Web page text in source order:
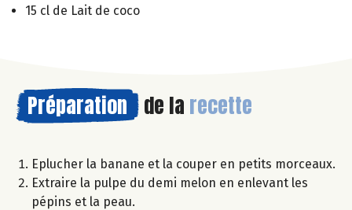
15 cl de Lait de coco
Préparation de la recette
Eplucher la banane et la couper en petits morceaux.
Extraire la pulpe du demi melon en enlevant les
pépins et la peau.